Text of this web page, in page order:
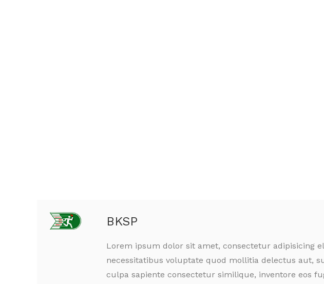
BKSP
Lorem ipsum dolor sit amet, consectetur adipisicing
necessitatibus voluptate quod mollitia delectus aut,
culpa sapiente consectetur similique, inventore eos